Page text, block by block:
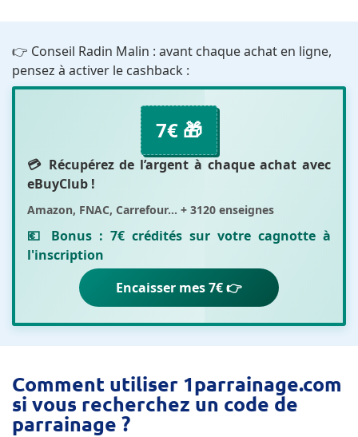
👉 Conseil Radin Malin : avant chaque achat en ligne,
pensez à activer le cashback :
7€ 🎁
💳 Récupérez de l’argent à chaque achat avec
eBuyClub !
Amazon, FNAC, Carrefour... + 3120 enseignes
💶 Bonus : 7€ crédités sur votre cagnotte à
l'inscription
Encaisser mes 7€ 👉
Comment utiliser 1parrainage.com
si vous recherchez un code de
parrainage ?